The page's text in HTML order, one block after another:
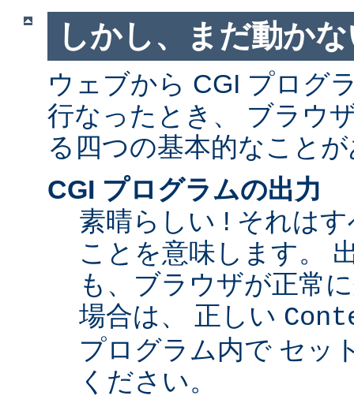
しかし、まだ動か
ウェブから CGI プログ
行なったとき、 ブラウ
る四つの基本的なこと
CGI プログラムの出力
素晴らしい ! それは
ことを意味します。
も、ブラウザが正常
場合は、 正しい
プログラム内で セッ
ください。